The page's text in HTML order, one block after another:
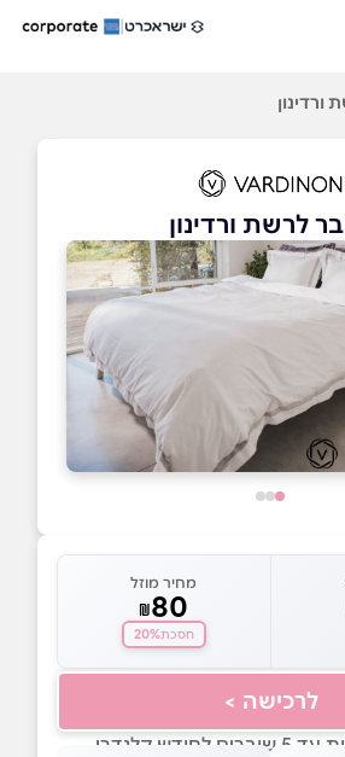
ורדינון
לרשת ורדינון
מחיר מוזל
₪80
חסכת20%
לרכישה >
לחודש קלנדרי